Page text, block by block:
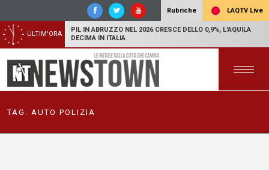
Rubriche LAQTV Live
ULTIM'ORA
PIL IN ABRUZZO NEL 2026 CRESCE DELLO 0,9%, L'AQUILA
DECIMA IN ITALIA
TAG: AUTO POLIZIA